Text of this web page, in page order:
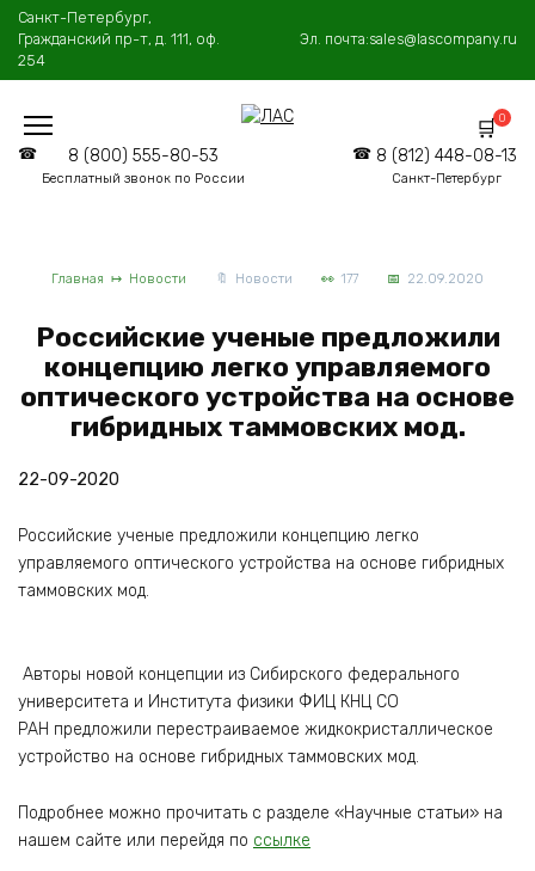
Перейти
содержанию
Санкт-Петербург,
Гражданский пр-т, д. 111, оф.
254
Эл. почта:sales@lascompany.ru
8 (800) 555-80-53
Бесплатный звонок по России
8 (812) 448-08-13
Санкт-Петербург
0
Главная Новости Новости 177 22.09.2020
Российские ученые предложили
концепцию легко управляемого
оптического устройства на основе
гибридных таммовских мод.
22-09-2020
Российские ученые предложили концепцию легко
управляемого оптического устройства на основе гибридных
таммовских мод.
Авторы новой концепции из Сибирского федерального
университета и Института физики ФИЦ КНЦ СО
РАН предложили перестраиваемое жидкокристаллическое
устройство на основе гибридных таммовских мод.
Подробнее можно прочитать с разделе «Научные статьи» на
нашем сайте или перейдя по ссылке